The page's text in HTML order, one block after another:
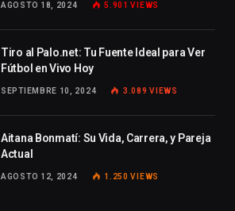
AGOSTO 18, 2024 5.901VIEWS
Tiro al Palo.net: Tu Fuente Ideal para Ver
Fútbol en Vivo Hoy
SEPTIEMBRE 10, 2024 3.089VIEWS
Aitana Bonmatí: Su Vida, Carrera, y Pareja
Actual
AGOSTO 12, 2024 1.250VIEWS